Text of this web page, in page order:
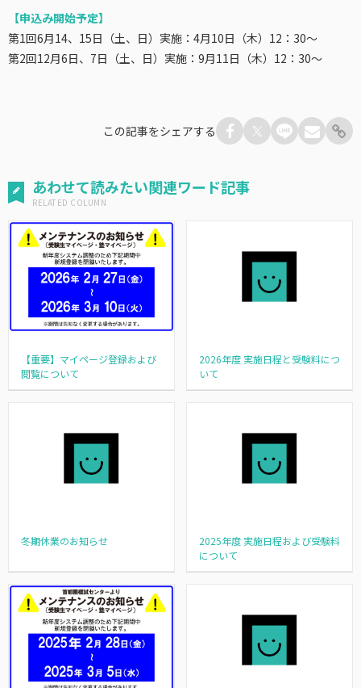
【申込み開始予定】
第1回6月14、15日（土、日）実施：4月10日（木）12：30～
第2回12月6日、7日（土、日）実施：9月11日（木）12：30～
この記事をシェアする
あわせて読みたい関連ワード記事
【重要】マイページ登録および
閲覧について
2026年度 実施日程と受験料につ
いて
冬期休業のお知らせ
2025年度 実施日程および受験料
について